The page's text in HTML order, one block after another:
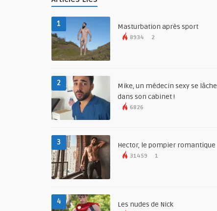
1 Masturbation après sport
8934 2
2
Mike, un médecin sexy se lâche
dans son cabinet !
6826
3 Hector, le pompier romantique
31459 1
4 Les nudes de Nick